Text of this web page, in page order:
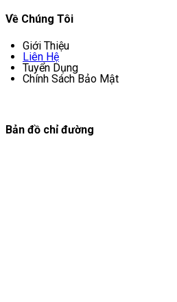
Về Chúng Tôi
Giới Thiệu
Liên Hệ
Tuyển Dụng
Chính Sách Bảo Mật
Bản đồ chỉ đường